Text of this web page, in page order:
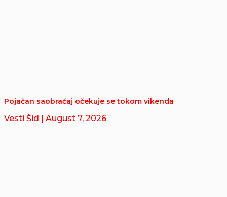
Pojačan saobraćaj očekuje se tokom vikenda
Vesti Šid | August 7, 2026